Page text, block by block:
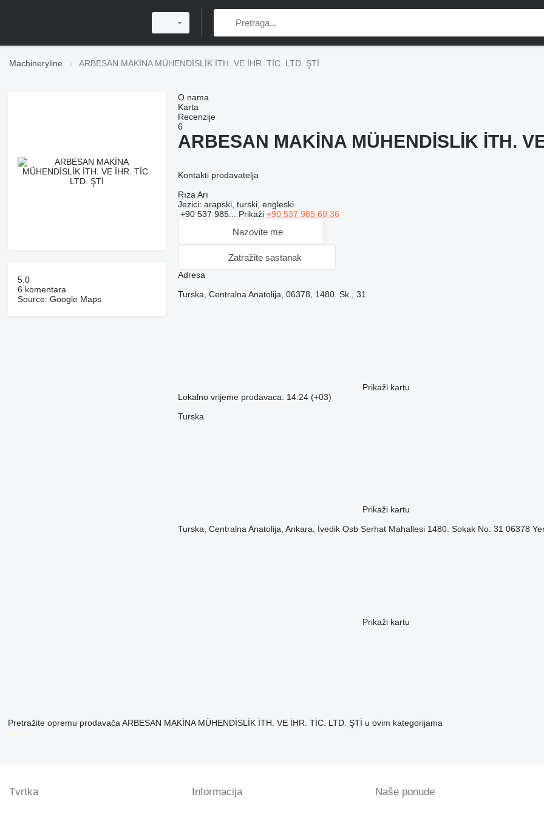
Machineryline ARBESAN MAKİNA MÜHENDİSLİK İTH. VE İHR. TİC. LTD. ŞTİ
5.0
6 komentara
Source: Google Maps
O nama
Karta
Recenzije
6
ARBESAN MAKİNA MÜHENDİSLİK İTH.
Kontakti prodavatelja
Rıza Arı
Jezici: arapski, turski, engleski
+90 537 985... Prikaži +90 537 985 60 36
Nazovite me
Zatražite sastanak
Adresa
Turska, Centralna Anatolija, 06378, 1480. Sk., 31
Prikaži kartu
Lokalno vrijeme prodavaca: 14:24 (+03)
Turska
Prikaži kartu
Turska, Centralna Anatolija, Ankara, İvedik Osb Serhat Mahallesi 1480. Sokak No: 31 06378
Prikaži kartu
Pretražite opremu prodavača ARBESAN MAKİNA MÜHENDİSLİK İTH. VE İHR. TİC. LTD. ŞTİ u ovim kategorijama
disallow-in-dsa
Tvrtka Informacija Naše ponude